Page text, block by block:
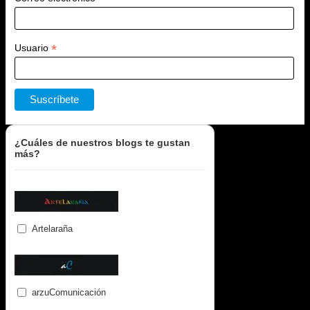
Usuario *
¿Cuáles de nuestros blogs te gustan
más?
Artelaraña
arzuComunicación